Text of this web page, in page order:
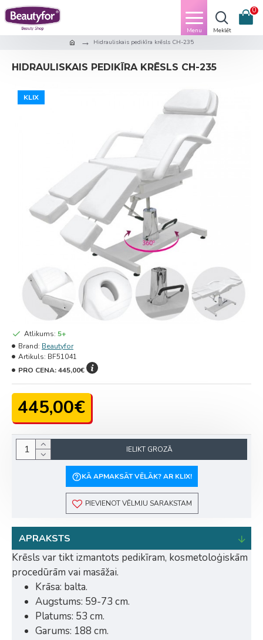
0
Hidrauliskais pedikīra krēsls CH-235
HIDRAULISKAIS PEDIKĪRA KRĒSLS CH-235
KLIX
KLIX
445,00€
Atlikums: 5+
Brand: Beautyfor
Artikuls: BF51041
PRO CENA:445,00€
IELIKT GROZĀ
KĀ APMAKSĀT VĒLĀK? AR KLIX!
PIEVIENOT VĒLMJU SARAKSTAM
APRAKSTS
Krēsls var tikt izmantots pedikīram, kosmetoloģiskām
procedūrām vai masāžai.
Krāsa: balta.
Augstums: 59-73 cm.
Platums: 53 cm.
Garums: 188 cm.